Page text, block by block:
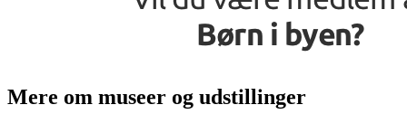
Mere om museer og udstillinger